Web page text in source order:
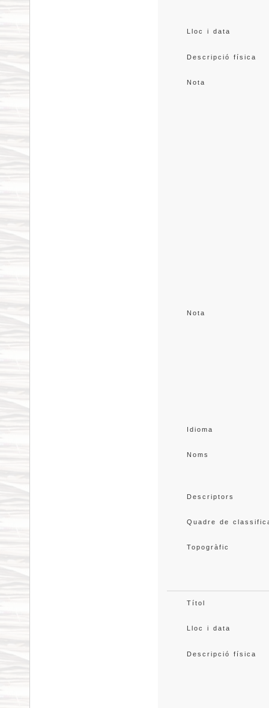
Lloc i data
Descripció física
Nota
Nota
Idioma
Noms
Descriptors
Quadre de
Topogràfic
Títol
Lloc i data
Descripció física